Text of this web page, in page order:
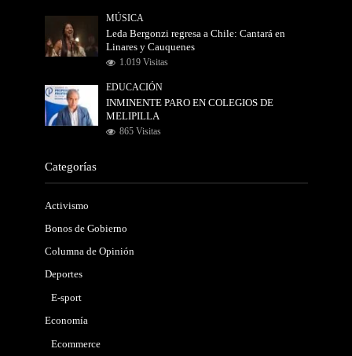
MÚSICA
Leda Bergonzi regresa a Chile: Cantará en
Linares y Cauquenes
1.019 Visitas
EDUCACIÓN
INMINENTE PARO EN COLEGIOS DE
MELIPILLA
865 Visitas
Categorías
Activismo
Bonos de Gobierno
Columna de Opinión
Deportes
E-sport
Economía
Ecommerce